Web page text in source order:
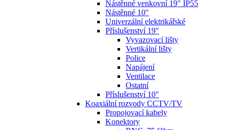
Nástěnné venkovní 19" IP55
Nástěnné 10"
Univerzální elektrikářské
Příslušenství 19"
Vyvazovací lišty
Vertikální lišty
Police
Napájení
Ventilace
Ostatní
Příslušenství 10"
Koaxiální rozvody CCTV/TV
Propojovací kabely
Konektory